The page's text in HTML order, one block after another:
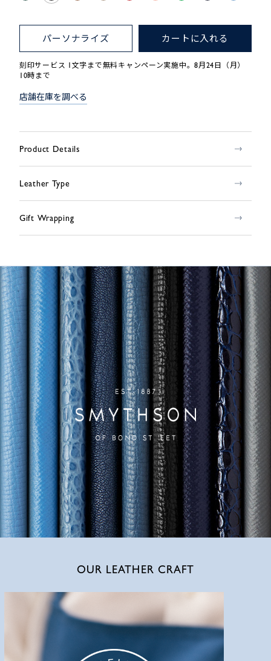
パーソナライズ カートに入れる
刻印サービス 1文字まで無料キャンペーン実施中。8月24日（月）
10時まで
店舗在庫を調べる
Product Details
Leather Type
Gift Wrapping
OUR LEATHER CRAFT